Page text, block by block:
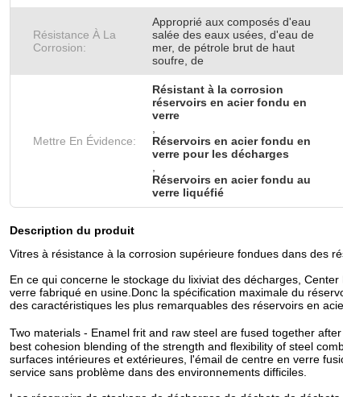
Résistance À La
Corrosion:
Approprié aux composés d'eau
salée des eaux usées, d'eau de
mer, de pétrole brut de haut
soufre, de
Mettre En Évidence:
Résistant à la corrosion
réservoirs en acier fondu en
verre
Réservoirs en acier fondu en
verre pour les décharges
Réservoirs en acier fondu au
verre liquéfié
Description du produit
Vitres à résistance à la corrosion supérieure fondues dans des
En ce qui concerne le stockage du lixiviat des décharges,
verre fabriqué en usine.Donc la spécification maximale du
des caractéristiques les plus remarquables des réservoirs en
Two materials - Enamel frit and raw steel are fused together
best cohesion blending of the strength and flexibility of steel
surfaces intérieures et extérieures, l'émail de centre en verre
service sans problème dans des environnements difficiles.